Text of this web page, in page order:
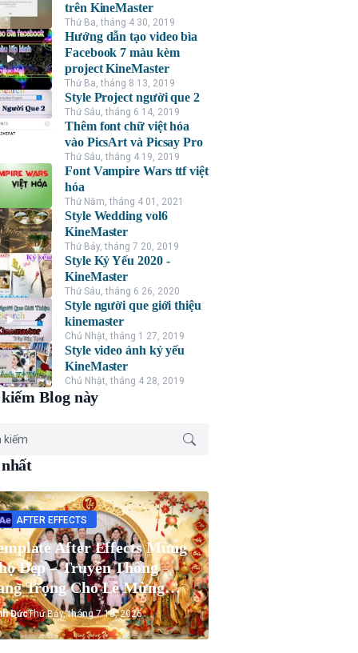
trên KineMaster
Thứ Ba, tháng 4 30, 2019
Hướng dẫn tạo video bìa
Facebook 7 màu kèm
project KineMaster
Thứ Ba, tháng 8 13, 2019
Style Project người que 2
Thứ Sáu, tháng 6 14, 2019
Thêm font chữ việt hóa
vào PicsArt và Picsay Pro
Thứ Sáu, tháng 4 19, 2019
Font Vampire Wars ttf việt
hóa
Thứ Năm, tháng 4 01, 2021
Style Wedding vol6
KineMaster
Thứ Bảy, tháng 7 20, 2019
Style Kỷ Yếu 2020 -
KineMaster
Thứ Sáu, tháng 6 26, 2020
Style người que giới thiệu
kinemaster
Chủ Nhật, tháng 1 27, 2019
Style video ảnh kỷ yếu
KineMaster
Chủ Nhật, tháng 4 28, 2019
Blog này
AFTER EFFECTS
After Effects Mừng
Đẹp – Truyền Thống
Trọng Cho Lễ Mừng
Ông Bà
ĐứcThứ Bảy, tháng 7 18, 2026